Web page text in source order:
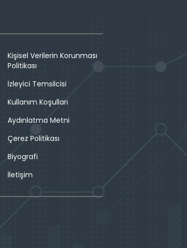
Kişisel Verilerin Korunması
Politikası
İzleyici Temsilcisi
Kullanım Koşulları
Aydınlatma Metni
Çerez Politikası
Biyografi
İletişim